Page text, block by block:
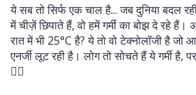
ये सब तो सिर्फ एक चाल है... जब दुनिया बदल
में चीज़ें छिपाते हैं, वो हमें गर्मी का बोझ दे रहे
रात में भी 25°C है? ये तो वो टेक्नोलॉजी है
एनर्जी लूट रही है। लोग तो सोचते हैं ये गर्मी
🕵️‍♀️